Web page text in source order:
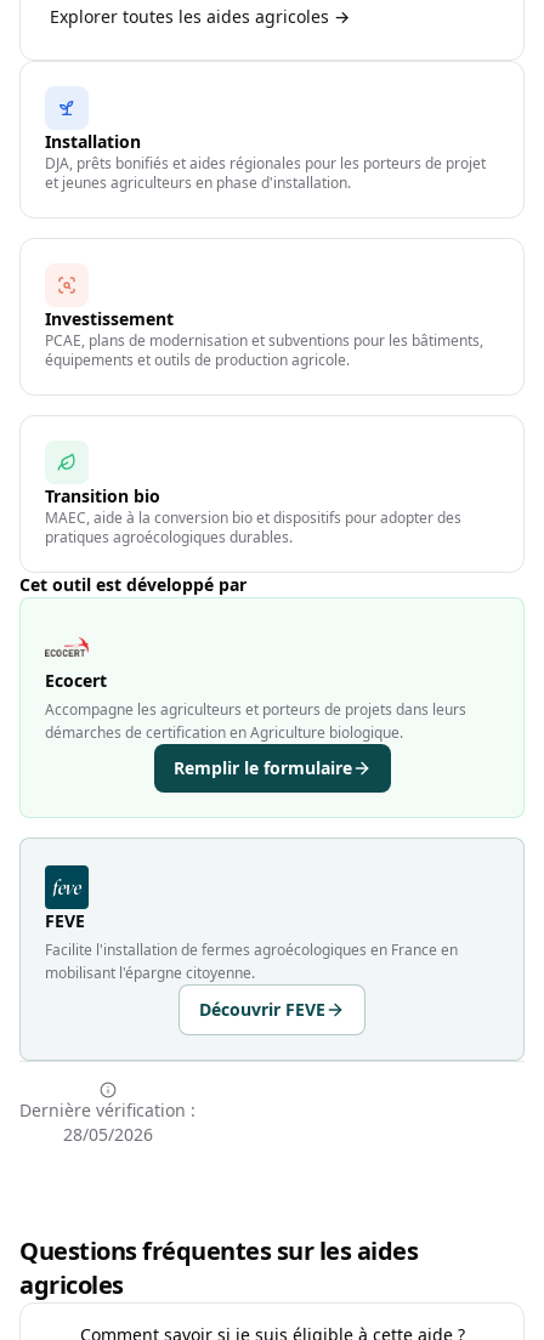
Explorer toutes les aides agricoles →
Installation
DJA, prêts bonifiés et aides régionales pour les porteurs de projet
et jeunes agriculteurs en phase d'installation.
Investissement
PCAE, plans de modernisation et subventions pour les bâtiments,
équipements et outils de production agricole.
Transition bio
MAEC, aide à la conversion bio et dispositifs pour adopter des
pratiques agroécologiques durables.
Cet outil est développé par
Ecocert
Accompagne les agriculteurs et porteurs de projets dans leurs
démarches de certification en Agriculture biologique.
Remplir le formulaire
FEVE
Facilite l'installation de fermes agroécologiques en France en
mobilisant l'épargne citoyenne.
Découvrir FEVE
Dernière vérification :
28/05/2026
Questions fréquentes sur les aides
agricoles
Comment savoir si je suis éligible à cette aide ?